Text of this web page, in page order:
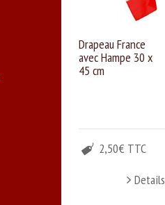
Drapeau France
avec Hampe 30 x
45 cm
2,50€ TTC
Details